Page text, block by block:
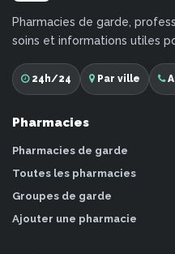
Pharmacies de garde,
soins et informations utiles
24h/24 Par ville
Pharmacies
Pharmacies de garde
Toutes les pharmacies
Groupes de garde
Ajouter une pharmacie